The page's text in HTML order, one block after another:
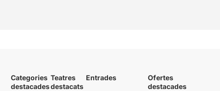
Categories
destacades
Teatres
destacats
Entrades
Ofertes
destacades